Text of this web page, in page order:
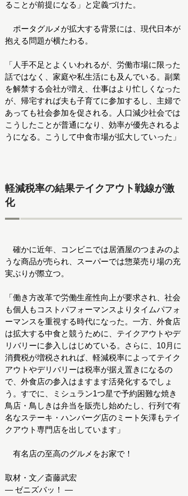
ることが前提になる」と定義づけた。
ポータグルメが拡大する背景には、現代日本が
抱える問題が横たわる。
「人手不足とよくいわれるが、労働市場に限った
話ではなく、家庭や私生活にも及んでいる。副業
を解禁する会社が増え、仕事はより忙しくなった
が、帰宅すれば夫も子育てに参加するし、主婦で
あっても社会参加を促される。人口減少社会では
こうしたことが普通になり、効率が優先されるよ
うになる。こうして中食市場が拡大していった」
軽減税率の結果テイクアウト戦線が激
化
確かに近年、コンビニでは居酒屋のつまみのよ
うな商品が売られ、スーパーでは惣菜売り場の充
実ぶりが際立つ。
「働き方改革で労働生産性向上が要求され、社会
も個人もコストパフォーマンスよりタイムパフォ
ーマンスを重視する時代になった。一方、外食店
は拡大する中食と競うために、テイクアウトやデ
リバリーに参入しはじめている。さらに、10月に
消費税が増税されれば、軽減税率によってテイク
アウトやデリバリーは税率が据え置きになるの
で、外食店の参入はますます活発化するでしょ
う。すでに、ミシュラン1つ星で予約困難な焼き
鳥店・鳥しきは弁当を販売し始めたし、行列で有
名なステーキ・ハンバーグ店のミート矢澤もテイ
クアウト専門店を出しています」
有名店の至高のグルメをお家で！
取材・文／斎藤武宏
― ゼニズバッ！ ―